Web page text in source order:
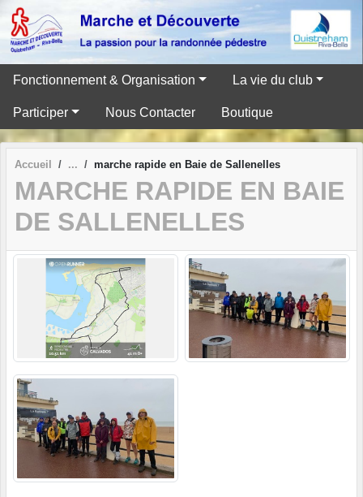
Fonctionnement & Organisation La vie du club
Participer Nous Contacter Boutique
Accueil marche rapide en Baie de Sallenelles
MARCHE RAPIDE EN BAIE
DE SALLENELLES
Panneau de gestion des cookies